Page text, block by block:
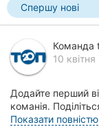
Івано-
Луцьк
Ужгород
Карпати
Спершу нові
Команда
10
Додайте перший
команія.
а що ні! Це
Показати повністю